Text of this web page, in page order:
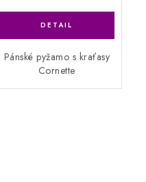
Pánské pyžamo s kraťasy
Cornette